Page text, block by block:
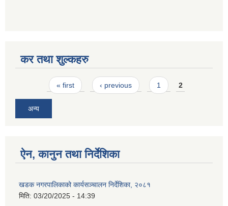
कर तथा शुल्कहरु
Pages« first ‹ previous 1 2
अन्य
ऐन, कानुन तथा निर्देशिका
खडक नगरपालिकाको कार्यसञ्चालन निर्देशिका, २०८१
मिति: 03/20/2025 - 14:39